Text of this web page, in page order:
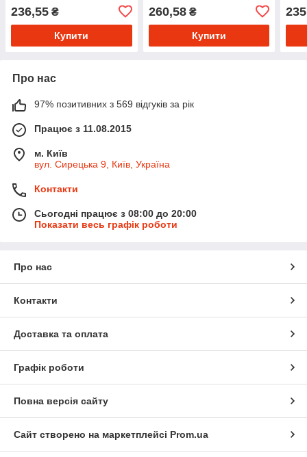
236,55 ₴
Купити
260,58₴
Купити
Про нас
97% позитивних з 569 відгуків за рік
Працює з 11.08.2015
м. Київ
вул. Сирецька 9, Київ, Україна
Контакти
Сьогодні працює з 08:00 до 20:00
Показати весь графік роботи
Про нас
Контакти
Доставка та оплата
Графік роботи
Повна версія сайту
Сайт створено на маркетплейсі Prom.ua